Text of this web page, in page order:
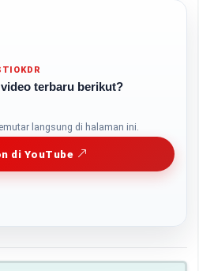
terbaru berikut?
langsung di halaman ini.
di YouTube